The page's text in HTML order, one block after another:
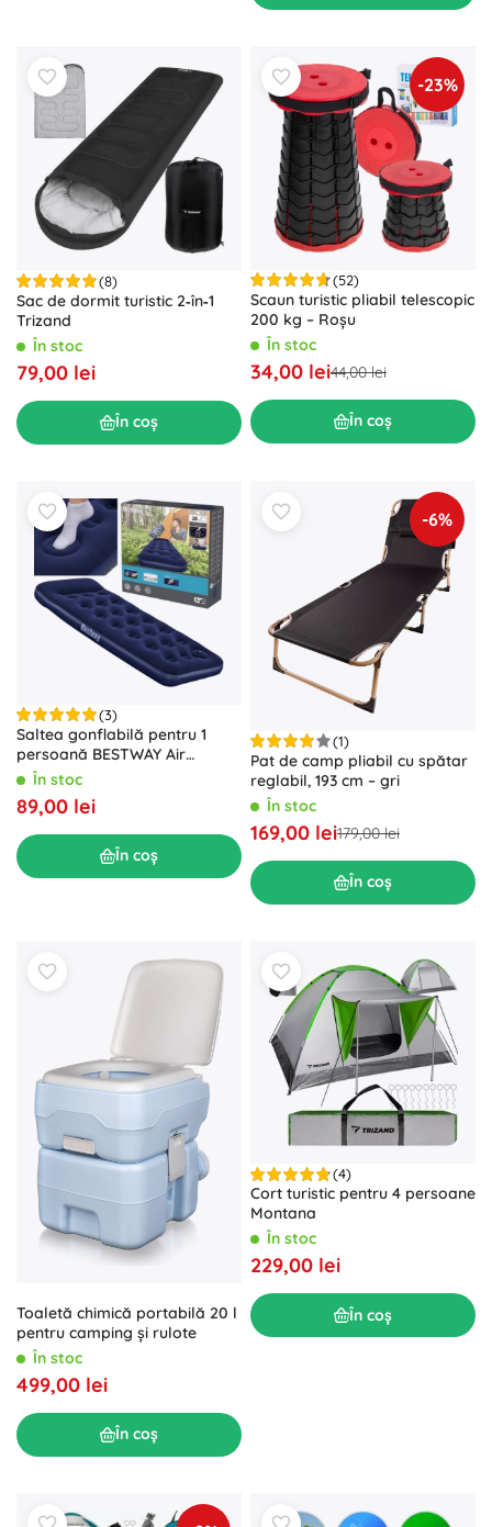
(8)
Sac de dormit turistic 2‑în‑1
Trizand
În stoc
79,00 lei
În coș
-23%
(52)
Scaun turistic pliabil telescopic
200 kg – Roșu
În stoc
34,00 lei44,00 lei
În coș
(3)
Saltea gonflabilă pentru 1
persoană BESTWAY Air
Mattress Jr. Twin 185 × 76 × 28
cm cu pompă acţionată cu
piciorul
În stoc
89,00 lei
În coș
-6%
(1)
Pat de camp pliabil cu spătar
reglabil, 193 cm – gri
În stoc
169,00 lei179,00 lei
În coș
Toaletă chimică portabilă 20 l
pentru camping și rulote
În stoc
499,00 lei
În coș
(4)
Cort turistic pentru 4 persoane
Montana
În stoc
229,00 lei
În coș